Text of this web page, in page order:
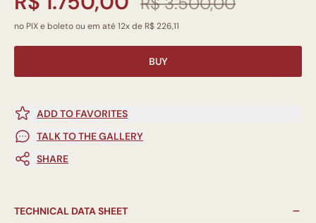
no PIX e boleto ou em até 12x de R$ 226,11
BUY
ADD TO FAVORITES
TALK TO THE GALLERY
SHARE
TECHNICAL DATA SHEET